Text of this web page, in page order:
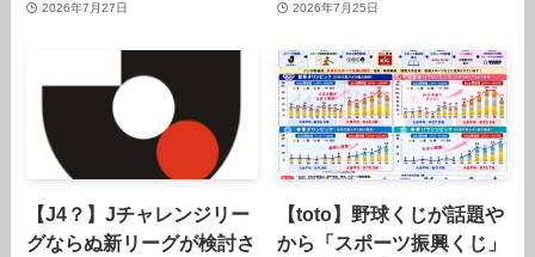
2026年7月27日 2026年7月25日
【J4？】Jチャレンジリー
グならぬ新リーグが検討さ
【toto】野球くじが話題や
から「スポーツ振興くじ」